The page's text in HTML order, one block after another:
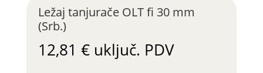
Ležaj tanjurače OLT fi 30 mm
(Srb.)
12,81 € uključ. PDV